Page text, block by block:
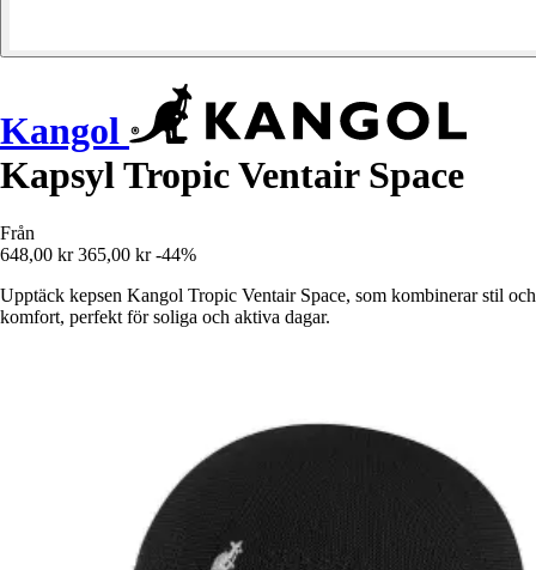
Kangol
Kapsyl Tropic Ventair Space
Från
648,00 kr 365,00 kr -44%
Upptäck kepsen Kangol Tropic Ventair Space, som kombinerar stil och
komfort, perfekt för soliga och aktiva dagar.